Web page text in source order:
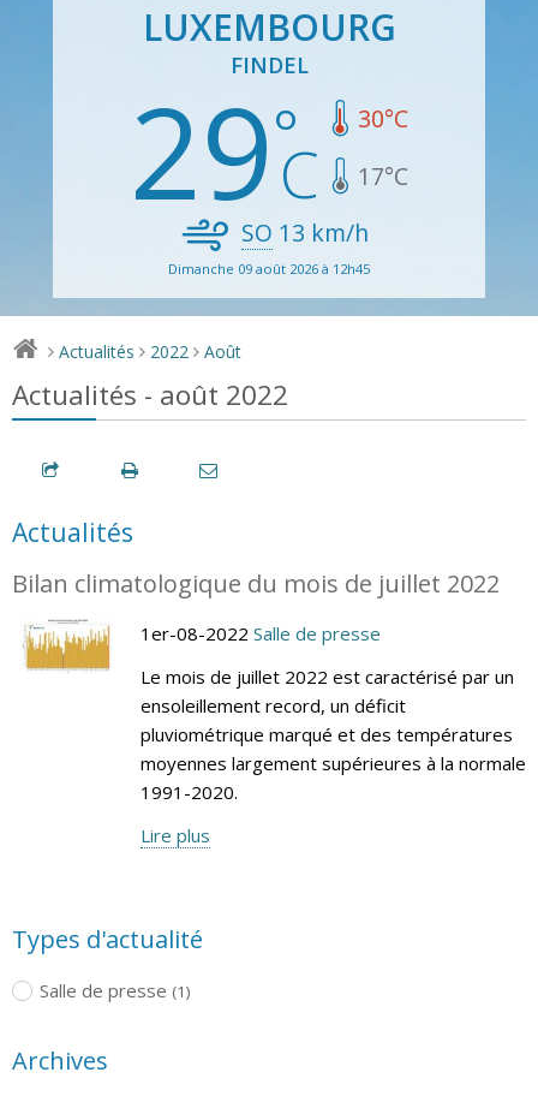
LUXEMBOURG
FINDEL
29 30°C
17°C
SO 13 km/h
Dimanche 09 août 2026 à 12h45
> Actualités > 2022 > Août
Actualités - août 2022
Actualités
Bilan climatologique du mois de juillet 2022
1er-08-2022 Salle de presse
Le mois de juillet 2022 est caractérisé par un
ensoleillement record, un déficit
pluviométrique marqué et des températures
moyennes largement supérieures à la normale
1991-2020.
Lire plus
Types d'actualité
Salle de presse (1)
Archives